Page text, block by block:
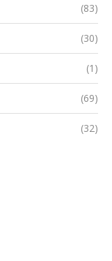
(83)
(30)
(1)
(69)
(32)